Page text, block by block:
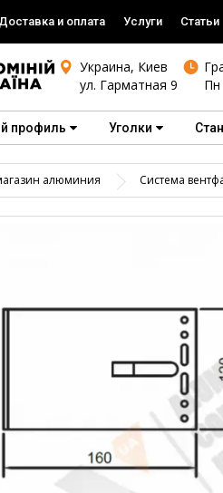
Доставка и оплата Услуги Статьи
Украина, Киев
ул. Гарматная 9
Пн
профиль Уголки
алюминия Система